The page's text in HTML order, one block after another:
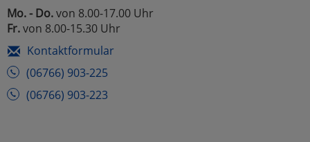
Mo. - Do.von 8.00-17.00 Uhr
Fr.von 8.00-15.30 Uhr
Kontaktformular
(06766) 903-225
(06766) 903-223